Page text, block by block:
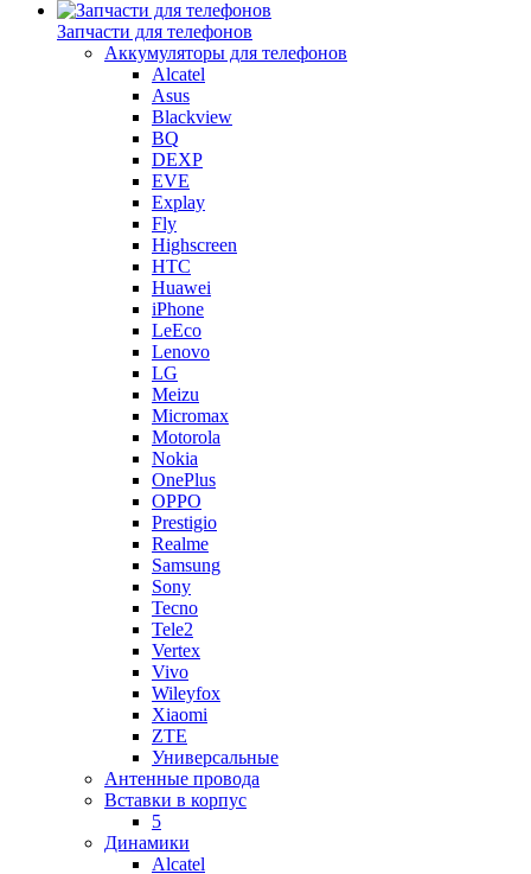
Запчасти для телефонов
Аккумуляторы для телефонов
Alcatel
Asus
Blackview
BQ
DEXP
EVE
Explay
Fly
Highscreen
HTC
Huawei
iPhone
LeEco
Lenovo
LG
Meizu
Micromax
Motorola
Nokia
OnePlus
OPPO
Prestigio
Realme
Samsung
Sony
Tecno
Tele2
Vertex
Vivo
Wileyfox
Xiaomi
ZTE
Универсальные
Антенные провода
Вставки в корпус
5
Динамики
Alcatel